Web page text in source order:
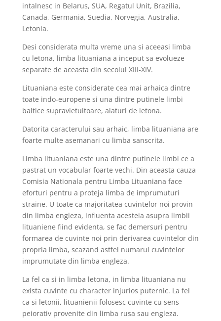
intalnesc in Belarus, SUA, Regatul Unit, Brazilia,
Canada, Germania, Suedia, Norvegia, Australia,
Letonia.
Desi considerata multa vreme una si aceeasi limba
cu letona, limba lituaniana a inceput sa evolueze
separate de aceasta din secolul XIII-XIV.
Lituaniana este considerate cea mai arhaica dintre
toate indo-europene si una dintre putinele limbi
baltice supravietuitoare, alaturi de letona.
Datorita caracterului sau arhaic, limba lituaniana are
foarte multe asemanari cu limba sanscrita.
Limba lituaniana este una dintre putinele limbi ce a
pastrat un vocabular foarte vechi. Din aceasta cauza
Comisia Nationala pentru Limba Lituaniana face
eforturi pentru a proteja limba de imprumuturi
straine. U toate ca majoritatea cuvintelor noi provin
din limba engleza, influenta acesteia asupra limbii
lituaniene fiind evidenta, se fac demersuri pentru
formarea de cuvinte noi prin derivarea cuvintelor din
propria limba, scazand astfel numarul cuvintelor
imprumutate din limba engleza.
La fel ca si in limba letona, in limba lituaniana nu
exista cuvinte cu character injurios puternic. La fel
ca si letonii, lituanienii folosesc cuvinte cu sens
peiorativ provenite din limba rusa sau engleza.